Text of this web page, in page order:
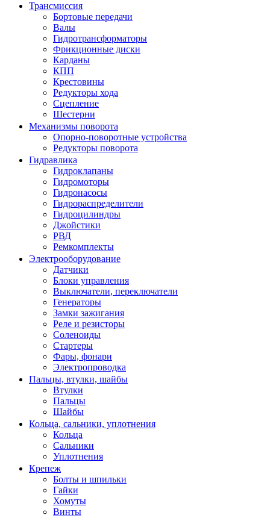
Трансмиссия
Бортовые передачи
Валы
Гидротрансформаторы
Фрикционные диски
Карданы
КПП
Крестовины
Редукторы хода
Сцепление
Шестерни
Механизмы поворота
Опорно-поворотные устройства
Редукторы поворота
Гидравлика
Гидроклапаны
Гидромоторы
Гидронасосы
Гидрораспределители
Гидроцилиндры
Джойстики
РВД
Ремкомплекты
Электрооборудование
Датчики
Блоки управления
Выключатели, переключатели
Генераторы
Замки зажигания
Реле и резисторы
Соленоиды
Стартеры
Фары, фонари
Электропроводка
Пальцы, втулки, шайбы
Втулки
Пальцы
Шайбы
Кольца, сальники, уплотнения
Кольца
Сальники
Уплотнения
Крепеж
Болты и шпильки
Гайки
Хомуты
Винты